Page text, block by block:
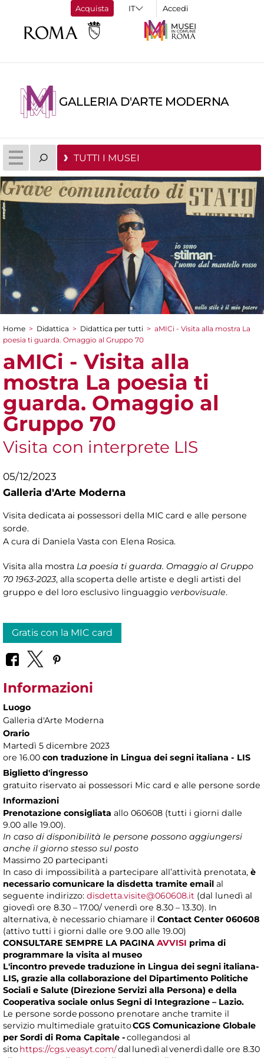
Acquista Accedi
GALLERIA D'ARTE MODERNA
TUTTI I MUSEI
Tu sei qui
Home > Didattica > Didattica per tutti > aMICi - Visita alla mostra La
poesia ti guarda. Omaggio al Gruppo 70
aMICi - Visita alla
mostra La poesia ti
guarda. Omaggio al
Gruppo 70
Visita con interprete LIS
05/12/2023
Galleria d'Arte Moderna
Visita dedicata ai possessori della MIC card e alle persone
sorde.
A cura di Daniela Vasta con Elena Rosica.
Visita alla mostra La poesia ti guarda. Omaggio al Gruppo
70 1963-2023, alla scoperta delle artiste e degli artisti del
gruppo e del loro esclusivo linguaggio verbovisuale.
Gratis con la MIC card
Informazioni
Luogo
Galleria d'Arte Moderna
Orario
Martedì 5 dicembre 2023
ore 16.00 con traduzione in Lingua dei segni italiana - LIS
Biglietto d'ingresso
gratuito riservato ai possessori Mic card e alle persone sorde
Informazioni
Prenotazione consigliata allo 060608 (tutti i giorni dalle
9.00 alle 19.00).
In caso di disponibilità le persone possono aggiungersi
anche il giorno stesso sul posto
Massimo 20 partecipanti
In caso di impossibilità a partecipare all’attività prenotata, è
necessario comunicare la disdetta tramite email al
seguente indirizzo: disdetta.visite@060608.it (dal lunedì al
giovedì ore 8.30 – 17.00/ venerdì ore 8.30 – 13.30). In
alternativa, è necessario chiamare il Contact Center 060608
(attivo tutti i giorni dalle ore 9.00 alle 19.00)
CONSULTARE SEMPRE LA PAGINA AVVISI prima di
programmare la visita al museo
L'incontro prevede traduzione in Lingua dei segni italiana-
LIS, grazie alla collaborazione del Dipartimento Politiche
Sociali e Salute (Direzione Servizi alla Persona) e della
Cooperativa sociale onlus Segni di Integrazione – Lazio.
Le persone sorde possono prenotare anche tramite il
servizio multimediale gratuitoCGS Comunicazione Globale
per Sordi di Roma Capitale -collegandosi al
sitohttps://cgs.veasyt.com/dal lunedì al venerdì dalle ore 8.30